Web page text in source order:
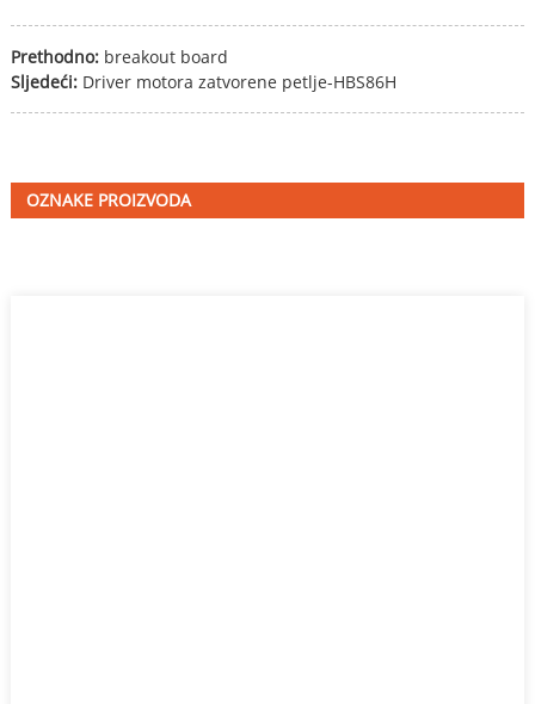
Prethodno: breakout board
Sljedeći: Driver motora zatvorene petlje-HBS86H
OZNAKE PROIZVODA